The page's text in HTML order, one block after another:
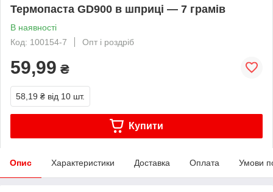
Термопаста GD900 в шприці — 7 грамів
В наявності
Код: 100154-7
Опт і роздріб
59,99 ₴
58,19 ₴ від 10 шт.
Купити
Опис Характеристики Доставка Оплата Умови